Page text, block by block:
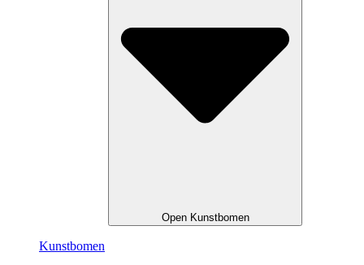
Open Kunstbomen
Kunstbomen